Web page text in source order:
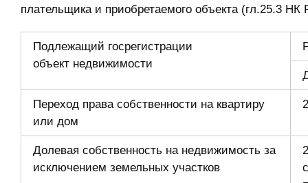
плательщика и приобретаемого объекта (гл.25.3
Подлежащий госрегистрации
объект недвижимости
Переход права собственности на квартиру
или дом
2
Долевая собственность на недвижимость за
исключением земельных участков